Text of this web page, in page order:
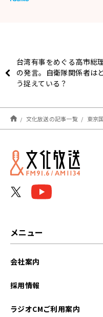
台湾有事をめぐる高市総
の発言。自衛隊関係者は
う捉えている？
文化放送の記事一覧 東京
メニュー
会社案内
採用情報
ラジオCMご利用案内